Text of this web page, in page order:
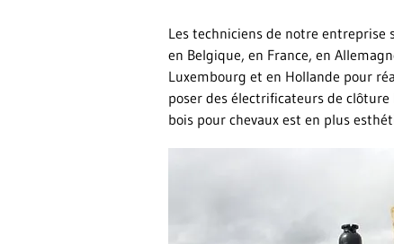
Les techniciens de notre entreprise
en Belgique, en France, en
Luxembourg et en Hollande pour
poser des électrificateurs de
bois pour chevaux est en plus